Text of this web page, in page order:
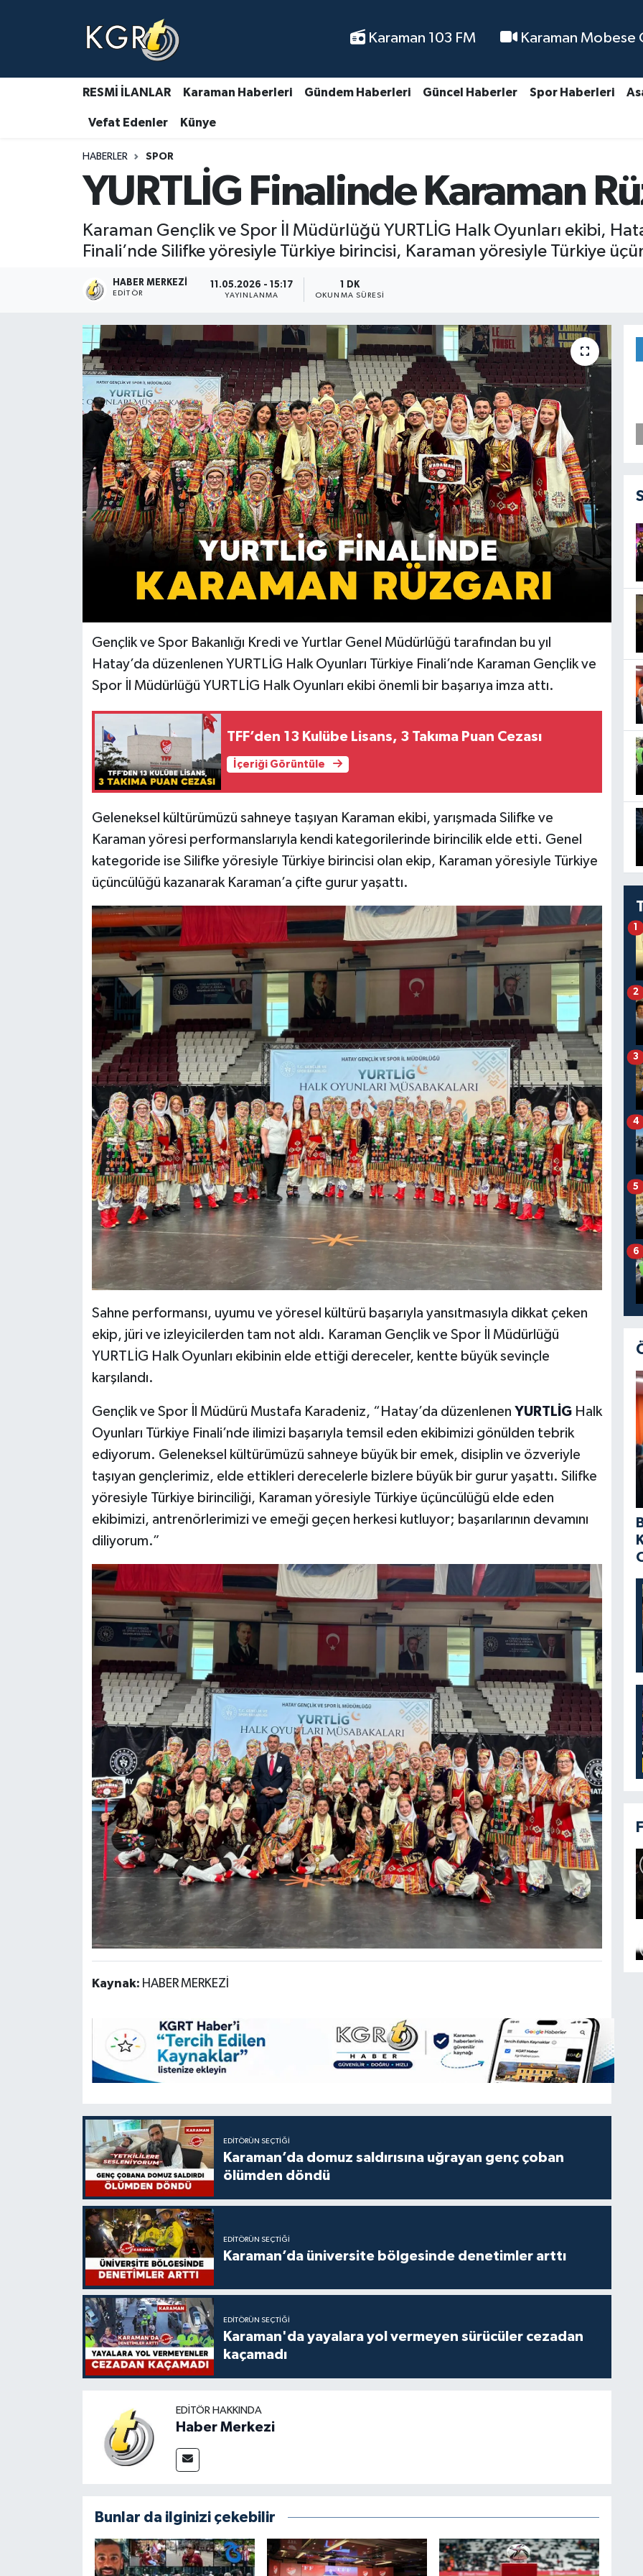
Karaman 103 FM Karaman Mobese
RESMİ İLANLAR Karaman Haberleri Gündem Haberleri Güncel Haberler Spor Haberleri
Vefat Edenler Künye
HABERLER SPOR
YURTLİG Finalinde Karaman
Karaman Gençlik ve Spor İl Müdürlüğü YURTLİG Halk Oyunları ekibi,
Finali’nde Silifke yöresiyle Türkiye birincisi, Karaman yöresiyle Türkiye
HABER MERKEZI
EDITÖR
11.05.2026 - 15:17
YAYINLANMA
1 DK
OKUNMA SÜRESI
Gençlik ve Spor Bakanlığı Kredi ve Yurtlar Genel Müdürlüğü tarafından bu yıl
Hatay’da düzenlenen YURTLİG Halk Oyunları Türkiye Finali’nde Karaman Gençlik ve
Spor İl Müdürlüğü YURTLİG Halk Oyunları ekibi önemli bir başarıya imza attı.
TFF’den 13 Kulübe Lisans, 3 Takıma Puan Cezası
İçeriği Görüntüle
Geleneksel kültürümüzü sahneye taşıyan Karaman ekibi, yarışmada Silifke ve
Karaman yöresi performanslarıyla kendi kategorilerinde birincilik elde etti. Genel
kategoride ise Silifke yöresiyle Türkiye birincisi olan ekip, Karaman yöresiyle Türkiye
üçüncülüğü kazanarak Karaman’a çifte gurur yaşattı.
Sahne performansı, uyumu ve yöresel kültürü başarıyla yansıtmasıyla dikkat çeken
ekip, jüri ve izleyicilerden tam not aldı. Karaman Gençlik ve Spor İl Müdürlüğü
YURTLİG Halk Oyunları ekibinin elde ettiği dereceler, kentte büyük sevinçle
karşılandı.
Gençlik ve Spor İl Müdürü Mustafa Karadeniz, “Hatay’da düzenlenen YURTLİGHalk
Oyunları Türkiye Finali’nde ilimizi başarıyla temsil eden ekibimizi gönülden tebrik
ediyorum. Geleneksel kültürümüzü sahneye büyük bir emek, disiplin ve özveriyle
taşıyan gençlerimiz, elde ettikleri derecelerle bizlere büyük bir gurur yaşattı. Silifke
yöresiyle Türkiye birinciliği, Karaman yöresiyle Türkiye üçüncülüğü elde eden
ekibimizi, antrenörlerimizi ve emeği geçen herkesi kutluyor; başarılarının devamını
diliyorum.”
Kaynak: HABER MERKEZİ
EDITÖRÜN SEÇTIĞI
Karaman’da domuz saldırısına uğrayan genç çoban
ölümden döndü
EDITÖRÜN SEÇTIĞI
Karaman’da üniversite bölgesinde denetimler arttı
EDITÖRÜN SEÇTIĞI
Karaman'da yayalara yol vermeyen sürücüler cezadan
kaçamadı
EDITÖR HAKKINDA
Haber Merkezi
Bunlar da ilginizi çekebilir
1
2
3
4
5
6
Karaman Haberleri
Gündem Haberleri
Güncel Haberler
Asayiş Haberleri
Ulusal Haberler